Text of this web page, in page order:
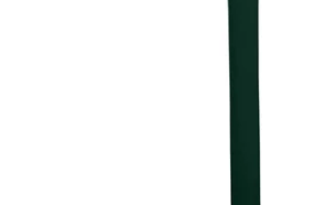
Golfové hole
Oblečení